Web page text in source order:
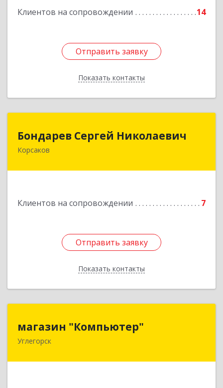
Клиентов на сопровождении 14
Отправить заявку
Показать контакты
Отправить заявку
Назад
Бондарев Сергей Николаевич
Корсаков
Клиентов на сопровождении 7
Отправить заявку
Показать контакты
Бондарев Сергей Николаевич
Отправить заявку
Назад
магазин "Компьютер"
Углегорск694920, Сахалинская обл, Углегорский р-н,